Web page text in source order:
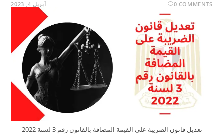
0 COMMENTS أبريل 4, 2023
تعديل قانون الضريبة على القيمة المضافة بالقانون رقم 3 لسنة 2022